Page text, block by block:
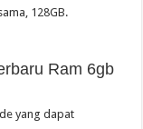
128GB.
Ram 6gb
yang dapat